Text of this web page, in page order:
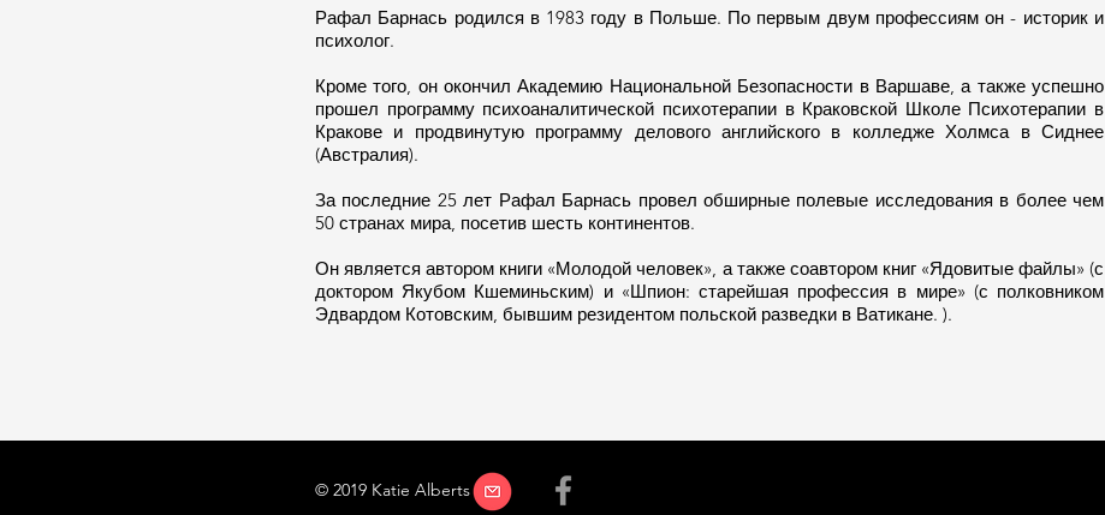
Рафал Барнась родился в 1983 году в Польше. По первым двум профессиям он - историк и
психолог.
Кроме того, он окончил Академию Национальной Безопасности в Варшаве, а также успешно
прошел программу психоаналитической психотерапии в Краковской Школе Психотерапии в
Кракове и продвинутую программу делового английского в колледже Холмса в Сиднее
(Австралия).
За последние 25 лет Рафал Барнась провел обширные полевые исследования в более чем
50 странах мира, посетив шесть континентов.
Он является автором книги «Молодой человек», а также соавтором книг «Ядовитые файлы» (с
доктором Якубом Кшеминьским) и «Шпион: старейшая профессия в мире» (с полковником
Эдвардом Котовским, бывшим резидентом польской разведки в Ватикане. ).
© 2019 Katie Alberts